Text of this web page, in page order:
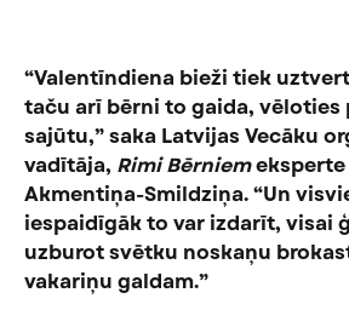
“Valentīndiena bieži tiek
taču arī bērni to gaida,
sajūtu,” saka Latvijas Vecāku
vadītāja, Rimi Bērniemeksperte
Akmentiņa-Smildziņa. “Un
iespaidīgāk to var izdarīt, visai
uzburot svētku noskaņu
vakariņu galdam.”